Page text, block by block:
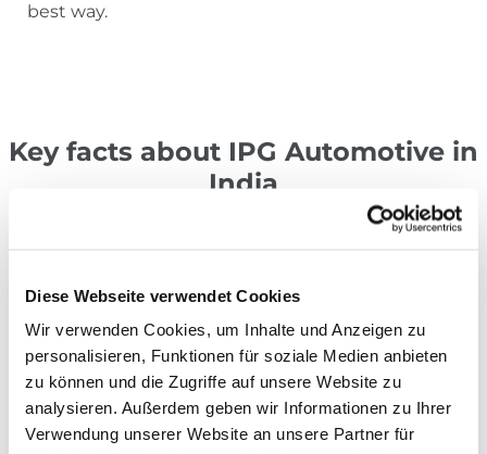
Diese Webseite verwendet Cookies
Wir verwenden Cookies, um Inhalte und Anzeigen zu
personalisieren, Funktionen für soziale Medien anbieten
zu können und die Zugriffe auf unsere Website zu
analysieren. Außerdem geben wir Informationen zu Ihrer
Verwendung unserer Website an unsere Partner für
best way.
Key facts about IPG Automotive in
India
Mango Garden Layout
Bikasipura
Kanakapura Main Road
Bangalore – 560062
Tel.:+91 89711 80111